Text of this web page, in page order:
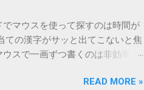
でマウスを使って探すのは時間が
ての漢字がサッと出てこないと焦
スで一画ずつ書くのは非効率で
クニックを詳しく解説します。
READ MORE »